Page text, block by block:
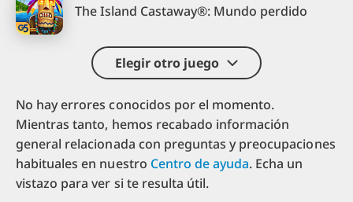
The Island Castaway®: Mundo perdido
Elegir otro juego
No hay errores conocidos por el momento.
Mientras tanto, hemos recabado información
general relacionada con preguntas y preocupaciones
habituales en nuestro Centro de ayuda. Echa un
vistazo para ver si te resulta útil.